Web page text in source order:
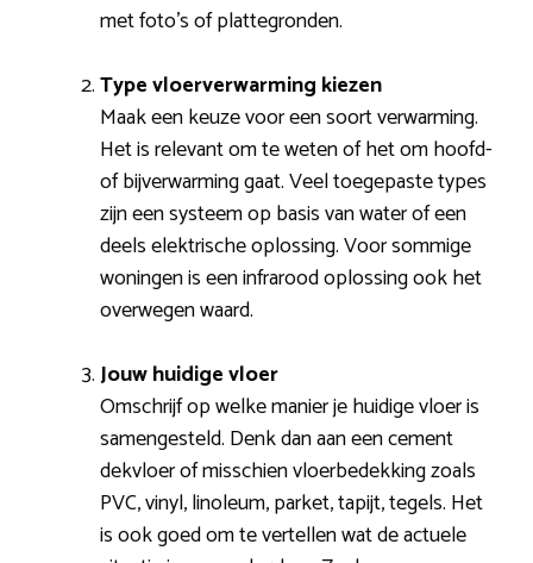
met foto’s of plattegronden.
Type vloerverwarming kiezen
Maak een keuze voor een soort verwarming.
Het is relevant om te weten of het om hoofd-
of bijverwarming gaat. Veel toegepaste types
zijn een systeem op basis van water of een
deels elektrische oplossing. Voor sommige
woningen is een infrarood oplossing ook het
overwegen waard.
Jouw huidige vloer
Omschrijf op welke manier je huidige vloer is
samengesteld. Denk dan aan een cement
dekvloer of misschien vloerbedekking zoals
PVC, vinyl, linoleum, parket, tapijt, tegels. Het
is ook goed om te vertellen wat de actuele